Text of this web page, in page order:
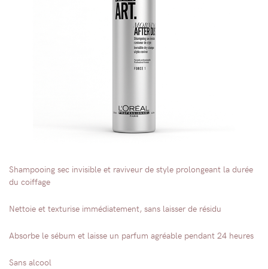
Shampooing sec invisible et raviveur de style prolongeant la durée
du coiffage
Nettoie et texturise immédiatement, sans laisser de résidu
Absorbe le sébum et laisse un parfum agréable pendant 24 heures
Sans alcool